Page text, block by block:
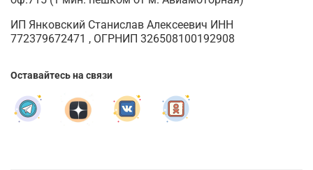
ИП Янковский Станислав Алексеевич ИНН
772379672471 , ОГРНИП 326508100192908
Оставайтесь на связи